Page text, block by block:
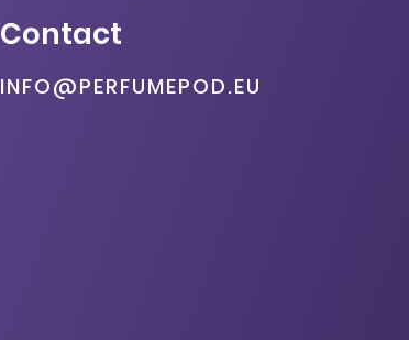
Contact
INFO@PERFUMEPOD.EU